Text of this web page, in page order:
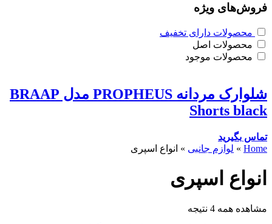
فروش‌های ویژه
محصولات دارای تخفیف
محصولات اصل
محصولات موجود
شلوارک مردانه PROPHEUS مدل BRAAP
Shorts black
تماس بگیرید
Home
» لوازم جانبی » انواع اسپری
انواع اسپری
مشاهده همه 4 نتیجه